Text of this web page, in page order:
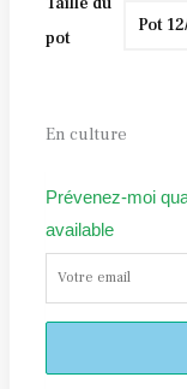
pot
En culture
Prévenez-moi
available
de
PB
362
Alternative: